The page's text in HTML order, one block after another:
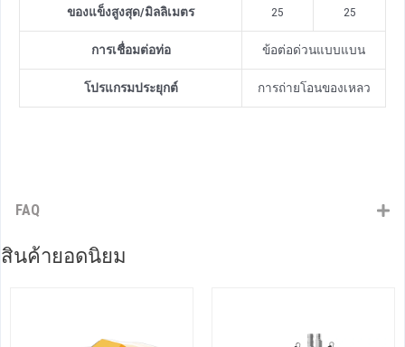
ของแข็งสูงสุด/มิลลิเมตร 25 25
การเชื่อมต่อท่อ ข้อต่อด่วนแบบแบน
โปรแกรมประยุกต์ การถ่ายโอนของเหลว
FAQ
สินค้ายอดนิยม